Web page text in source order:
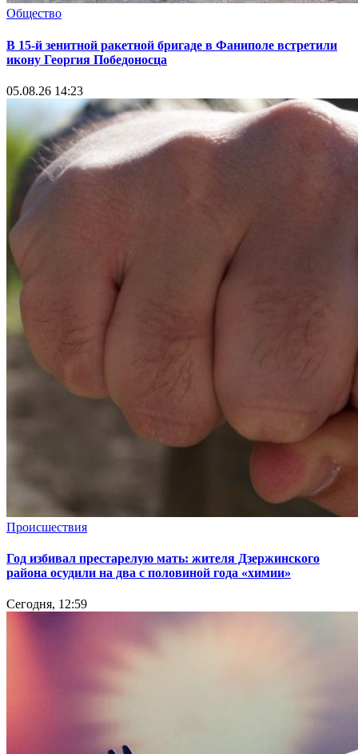
Общество
В 15-й зенитной ракетной бригаде в Фаниполе встретили
икону Георгия Победоносца
05.08.26 14:23
Происшествия
Год избивал престарелую мать: жителя Дзержинского
района осудили на два с половиной года «химии»
Сегодня, 12:59